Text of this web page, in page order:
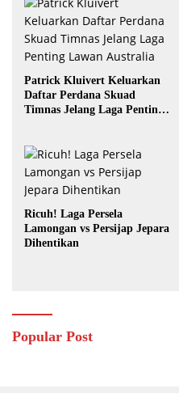
Patrick Kluivert Keluarkan
Daftar Perdana Skuad
Timnas Jelang Laga Penting
Ricuh! Laga Persela
Lamongan vs Persijap Jepara
Dihentikan
Popular Post